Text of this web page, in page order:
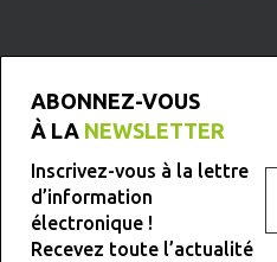
ABONNEZ-VOUS
À LA NEWSLETTER
Inscrivez-vous à la lettre
d’information
électronique !
Recevez toute l’actualité